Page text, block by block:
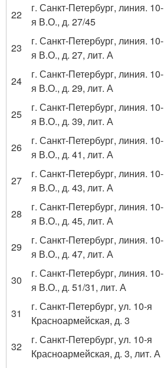
22
г. Санкт-Петербург, линия. 10-
я В.О., д. 27/45
23
г. Санкт-Петербург, линия. 10-
я В.О., д. 27, лит. А
24
г. Санкт-Петербург, линия. 10-
я В.О., д. 29, лит. А
25
г. Санкт-Петербург, линия. 10-
я В.О., д. 39, лит. А
26
г. Санкт-Петербург, линия. 10-
я В.О., д. 41, лит. А
27
г. Санкт-Петербург, линия. 10-
я В.О., д. 43, лит. А
28
г. Санкт-Петербург, линия. 10-
я В.О., д. 45, лит. А
29
г. Санкт-Петербург, линия. 10-
я В.О., д. 47, лит. А
30
г. Санкт-Петербург, линия. 10-
я В.О., д. 51/31, лит. А
31
г. Санкт-Петербург, ул. 10-я
Красноармейская, д. 3
32
г. Санкт-Петербург, ул. 10-я
Красноармейская, д. 3, лит. А